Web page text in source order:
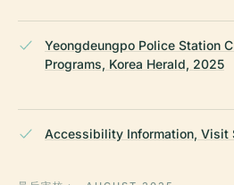
Yeongdeungpo Police Station
Programs, Korea Herald, 2025
Accessibility Information, Visit